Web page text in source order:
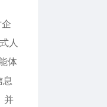
人
体
息
并